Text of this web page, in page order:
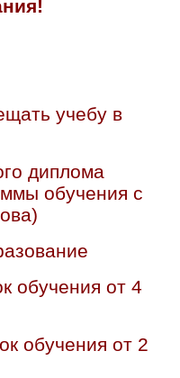
учебу в
диплома
обучения с
обучения от 4
обучения от 2